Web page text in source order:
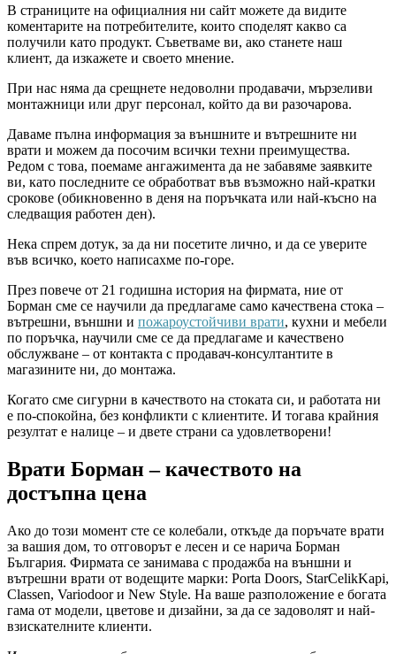
В страниците на официалния ни сайт можете да видите
коментарите на потребителите, които споделят какво са
получили като продукт. Съветваме ви, ако станете наш
клиент, да изкажете и своето мнение.
При нас няма да срещнете недоволни продавачи, мързеливи
монтажници или друг персонал, който да ви разочарова.
Даваме пълна информация за външните и вътрешните ни
врати и можем да посочим всички техни преимущества.
Редом с това, поемаме ангажимента да не забавяме заявките
ви, като последните се обработват във възможно най-кратки
срокове (обикновенно в деня на поръчката или най-късно на
следващия работен ден).
Нека спрем дотук, за да ни посетите лично, и да се уверите
във всичко, което написахме по-горе.
През повече от 21 годишна история на фирмата, ние от
Борман сме се научили да предлагаме само качествена стока –
вътрешни, външни и пожароустойчиви врати, кухни и мебели
по поръчка, научили сме се да предлагаме и качествено
обслужване – от контакта с продавач-консултантите в
магазините ни, до монтажа.
Когато сме сигурни в качеството на стоката си, и работата ни
е по-спокойна, без конфликти с клиентите. И тогава крайния
резултат е налице – и двете страни са удовлетворени!
Врати Борман – качеството на
достъпна цена
Ако до този момент сте се колебали, откъде да поръчате врати
за вашия дом, то отговорът е лесен и се нарича Борман
България. Фирмата се занимава с продажба на външни и
вътрешни врати от водещите марки: Porta Doors, StarCelikKapi,
Classen, Variodoor и New Style. На ваше разположение е богата
гама от модели, цветове и дизайни, за да се задоволят и най-
взискателните клиенти.